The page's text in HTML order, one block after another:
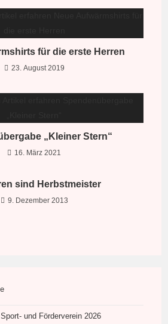
für die erste Herren
23. August 2019
„Kleiner Stern“
16. März 2021
sind Herbstmeister
9. Dezember 2013
und Förderverein 2026